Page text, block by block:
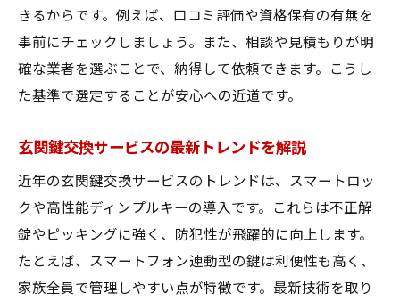
きるからです。例えば、口コミ評価や資格保有の有無を
事前にチェックしましょう。また、相談や見積もりが明
確な業者を選ぶことで、納得して依頼できます。こうし
た基準で選定することが安心への近道です。
玄関鍵交換サービスの最新トレンドを解説
近年の玄関鍵交換サービスのトレンドは、スマートロッ
クや高性能ディンプルキーの導入です。これらは不正解
錠やピッキングに強く、防犯性が飛躍的に向上します。
たとえば、スマートフォン連動型の鍵は利便性も高く、
家族全員で管理しやすい点が特徴です。最新技術を取り